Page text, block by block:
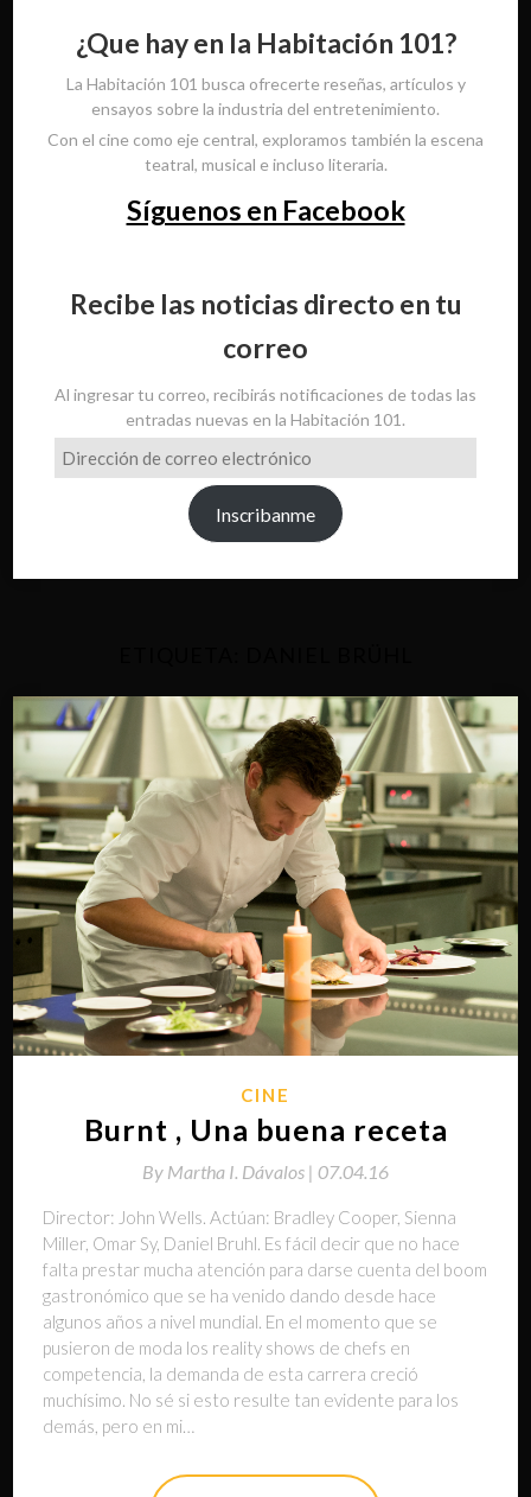
¿Que hay en la Habitación 101?
La Habitación 101 busca ofrecerte reseñas, artículos y
ensayos sobre la industria del entretenimiento.
Con el cine como eje central, exploramos también la escena
teatral, musical e incluso literaria.
Síguenos en Facebook
Recibe las noticias directo en tu
correo
Al ingresar tu correo, recibirás notificaciones de todas las
entradas nuevas en la Habitación 101.
Dirección
de
Inscribanme
CINE
Burnt , Una buena receta
By Martha I. Dávalos | 07.04.16
Director: John Wells. Actúan: Bradley Cooper, Sienna
Miller, Omar Sy, Daniel Bruhl. Es fácil decir que no hace
falta prestar mucha atención para darse cuenta del boom
gastronómico que se ha venido dando desde hace
algunos años a nivel mundial. En el momento que se
pusieron de moda los reality shows de chefs en
competencia, la demanda de esta carrera creció
muchísimo. No sé si esto resulte tan evidente para los
demás, pero en mi…